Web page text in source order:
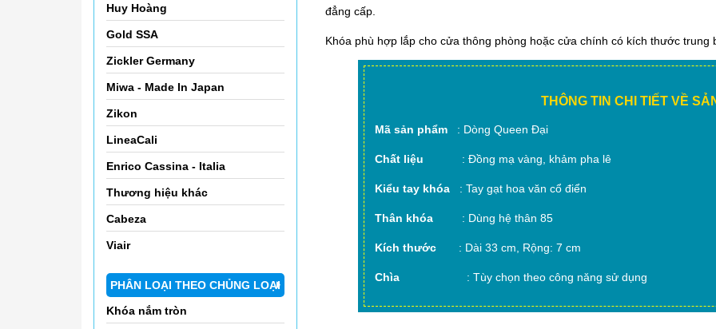
Huy Hoàng
Gold SSA
Zickler Germany
Miwa - Made In Japan
Zikon
LineaCali
Enrico Cassina - Italia
Thương hiệu khác
Cabeza
Viair
PHÂN LOẠI THEO CHỦNG LOẠI
Khóa nắm tròn
đẳng cấp.
Khóa phù hợp lắp cho cửa thông phòng hoặc cửa chính có kích thước trung
THÔNG TIN CHI TIẾT VỀ
Mã sản phẩm: Dòng Queen Đại
Chất liệu : Đồng mạ vàng, khảm pha lê
Kiểu tay khóa: Tay gạt hoa văn cổ điển
Thân khóa: Dùng hệ thân 85
Kích thước: Dài 33 cm, Rộng: 7 cm
Chìa : Tùy chọn theo công năng sử dụng